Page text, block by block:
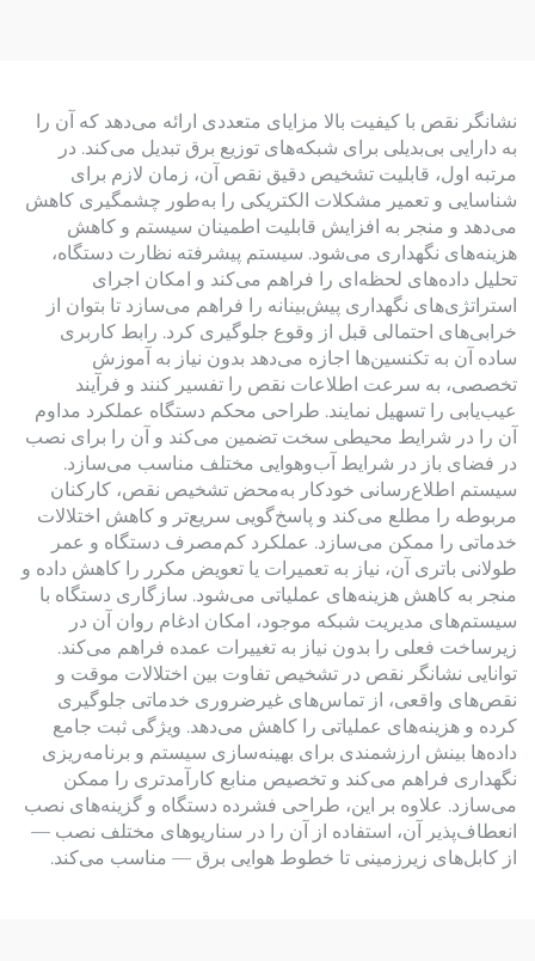
نشانگر نقص با کیفیت بالا مزایای متعددی ارائه می‌دهد که آن را
به دارایی بی‌بدیلی برای شبکه‌های توزیع برق تبدیل می‌کند. در
مرتبه اول، قابلیت تشخیص دقیق نقص آن، زمان لازم برای
شناسایی و تعمیر مشکلات الکتریکی را به‌طور چشمگیری کاهش
می‌دهد و منجر به افزایش قابلیت اطمینان سیستم و کاهش
هزینه‌های نگهداری می‌شود. سیستم پیشرفته نظارت دستگاه،
تحلیل داده‌های لحظه‌ای را فراهم می‌کند و امکان اجرای
استراتژی‌های نگهداری پیش‌بینانه را فراهم می‌سازد تا بتوان از
خرابی‌های احتمالی قبل از وقوع جلوگیری کرد. رابط کاربری
ساده آن به تکنسین‌ها اجازه می‌دهد بدون نیاز به آموزش
تخصصی، به سرعت اطلاعات نقص را تفسیر کنند و فرآیند
عیب‌یابی را تسهیل نمایند. طراحی محکم دستگاه عملکرد مداوم
آن را در شرایط محیطی سخت تضمین می‌کند و آن را برای نصب
در فضای باز در شرایط آب‌وهوایی مختلف مناسب می‌سازد.
سیستم اطلاع‌رسانی خودکار به‌محض تشخیص نقص، کارکنان
مربوطه را مطلع می‌کند و پاسخ‌گویی سریع‌تر و کاهش اختلالات
خدماتی را ممکن می‌سازد. عملکرد کم‌مصرف دستگاه و عمر
طولانی باتری آن، نیاز به تعمیرات یا تعویض مکرر را کاهش داده و
منجر به کاهش هزینه‌های عملیاتی می‌شود. سازگاری دستگاه با
سیستم‌های مدیریت شبکه موجود، امکان ادغام روان آن در
زیرساخت فعلی را بدون نیاز به تغییرات عمده فراهم می‌کند.
توانایی نشانگر نقص در تشخیص تفاوت بین اختلالات موقت و
نقص‌های واقعی، از تماس‌های غیرضروری خدماتی جلوگیری
کرده و هزینه‌های عملیاتی را کاهش می‌دهد. ویژگی ثبت جامع
داده‌ها بینش ارزشمندی برای بهینه‌سازی سیستم و برنامه‌ریزی
نگهداری فراهم می‌کند و تخصیص منابع کارآمدتری را ممکن
می‌سازد. علاوه بر این، طراحی فشرده دستگاه و گزینه‌های نصب
انعطاف‌پذیر آن، استفاده از آن را در سناریوهای مختلف نصب —
از کابل‌های زیرزمینی تا خطوط هوایی برق — مناسب می‌کند.